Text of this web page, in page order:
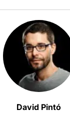
David Pintó